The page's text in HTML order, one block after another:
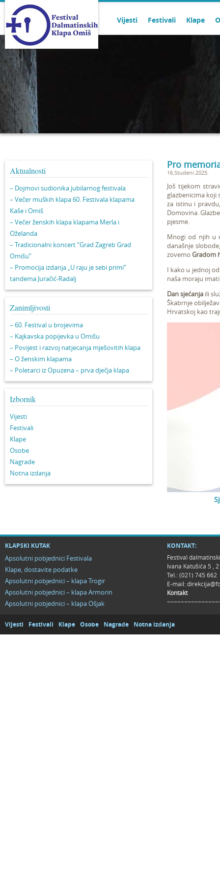
Vijesti Festivali Klape
Aktualnosti
– Dojmovi sudionika jubilarnog festivala
– Večer muških klapa 60. Festivala klapama
Kaše i Omiš
– Večer ženskih klapa klapama Merla i
Oželanda
– Tradicionalni koncert “Grad Zagreb Grad
Omišu”
– Promocija izdanja „U raju je sebi primi“
tandema Juračić-Radalj
Zanimljivosti
– 60. Festival u brojevima
– Kajkavska popijevka u Omišu
– Povijest i razvoj natjecanja mješovitih klapa
– O ženskim klapama
– Poletarci iz Opuzena – prva dječja klapa
Izbornik
Vijesti
Festivali
Klape
Osobe
Nagrade
Notna izdanja
Pro
16.Studeni.2025.
Još tijekom
glazbenicima
za istinu i
Domovina.
pjesme.
Mnogi od njih u
današnje
zovemo Gradom
I kako u jednoj
naša moraju
Dan sjećanja ili
Škabrnje
Hrvatskoj kao
KLAPSKI KUTAK
Apsolutni pobjednici Festivala
Klape, dostavite podatke
Apsolutni pobjednici – klapa Trogir
Apsolutni pobjednici – klapa Armorin
Apsolutni pobjednici – klapa Ošjak
KONTAKT:
Festival
Ivana Katušića 5 ,
Tel.: (021) 745 662
E-mail:
Kontakt
Vijesti Festivali Klape Osobe Nagrade Notna izdanja